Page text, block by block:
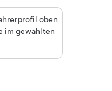
oben
im gewählten